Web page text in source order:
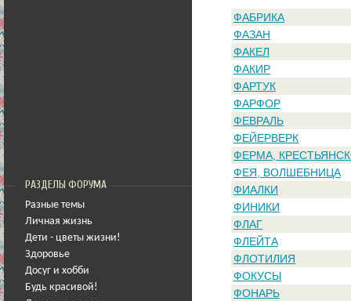
РАЗДЕЛЫ ФОРУМА
Разные темы
Личная жизнь
Дети - цветы жизни!
Здоровье
Досуг и хобби
Будь красивой!
ФАБРИКА
ФАЗАН
ФАКЕЛ
ФАКИР
ФАРТУК
ФАРФОР
ФЕВРАЛЬ
ФЕЙЕРВЕРК
ФЕРМА,
ФЕЯ, ВОЛШЕБНИЦА
ФИАЛКИ
ФИНИКИ
ФЛАГ
ФЛЕЙТА
ФЛОТИЛИЯ
ФОКУСЫ
ФОНАРЬ